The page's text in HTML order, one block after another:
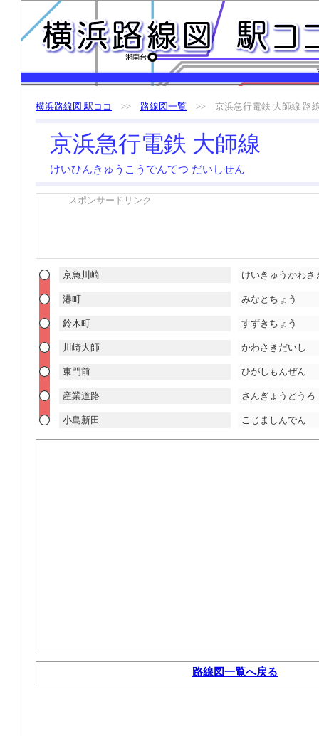
横浜路線図 駅ココ >> 路線図一覧 >> 京浜急行電鉄 大師線 路
京浜急行電鉄 大師線
けいひんきゅうこうでんてつ だいしせん
スポンサードリンク
京急川崎 けいきゅうかわさ
港町 みなとちょう
鈴木町 すずきちょう
川崎大師 かわさきだいし
東門前 ひがしもんぜん
産業道路 さんぎょうどうろ
小島新田 こじましんでん
路線図一覧へ戻る